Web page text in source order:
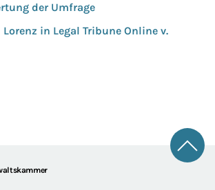
der Umfrage
in Legal Tribune Online v.